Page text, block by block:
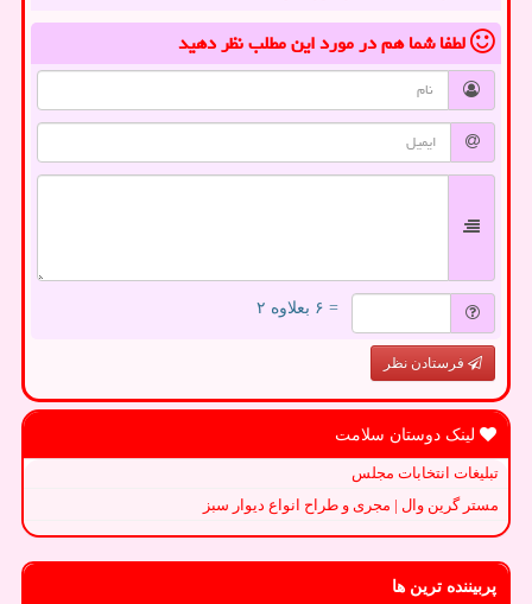
لطفا شما همدر مورد این مطلبنظر دهید
= ۶ بعلاوه ۲
فرستادن نظر
لینک دوستان سلامت
تبلیغات انتخابات مجلس
مستر گرین وال | مجری و طراح انواع دیوار سبز
پربیننده ترین ها